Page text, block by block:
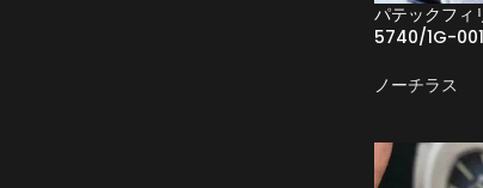
パテックフィ
5740/1G-
ノーチラス